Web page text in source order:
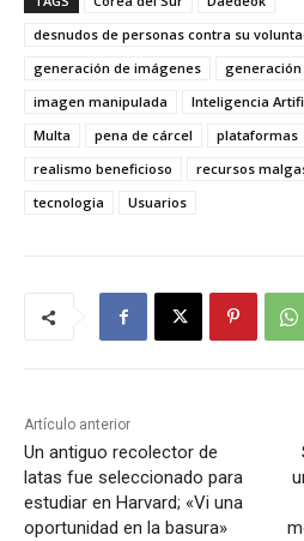
desnudos de personas contra su
generación de imágenes
generación
imagen manipulada
Inteligencia
Multa
pena de cárcel plataformas
realismo beneficioso
recursos
tecnologia
Usuarios
Artículo anterior
Un antiguo recolector de
latas fue seleccionado para
estudiar en Harvard; «Vi una
oportunidad en la basura»